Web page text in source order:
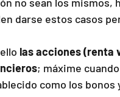
darse estos casos
las acciones (renta
; máxime
como los